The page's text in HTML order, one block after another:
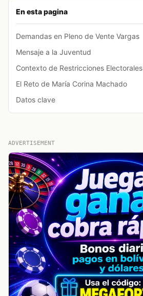
En esta pagina
Demandas en Pleno de Vente Vargas
Mensaje a la Juventud
Contexto de Restricciones Electorales
El Reto de María Corina Machado
Datos clave
ADVERTISEMENT